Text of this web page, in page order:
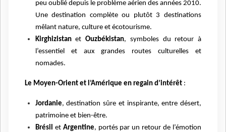
peu oublié depuis le problème aérien des années 2010.
Une destination complète ou plutôt 3 destinations
mêlant nature, culture et écotourisme.
KirghizistanetOuzbékistan, symboles du retour à
l’essentiel et aux grandes routes culturelles et
nomades.
Le Moyen-Orient et l’Amérique en regain d’intérêt :
Jordanie, destination sûre et inspirante, entre désert,
patrimoine et bien-être.
Brésil et Argentine, portés par un retour de l’émotion